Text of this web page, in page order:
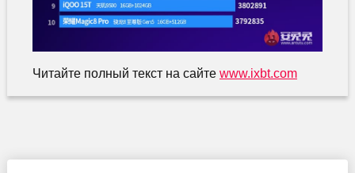
Читайте полный текст на сайте www.ixbt.com